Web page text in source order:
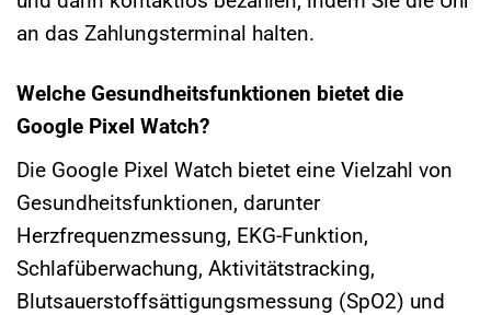
an das Zahlungsterminal halten.
Welche Gesundheitsfunktionen bietet die
Google Pixel Watch?
Die Google Pixel Watch bietet eine Vielzahl von
Gesundheitsfunktionen, darunter
Herzfrequenzmessung, EKG-Funktion,
Schlafüberwachung, Aktivitätstracking,
Blutsauerstoffsättigungsmessung (SpO2) und